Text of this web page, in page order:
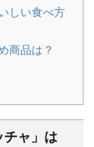
しい食べ方
商品は？
チャ」は